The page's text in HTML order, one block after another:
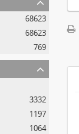
68623
68623
769
3332
1197
1064